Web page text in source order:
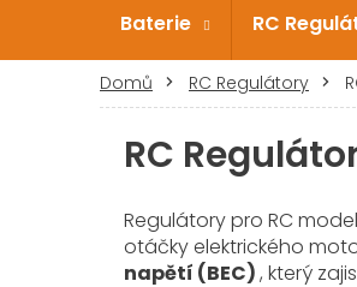
Baterie RC
Domů RC Regulátory
RC
Regulátory pro RC
otáčky elektrického
napětí (BEC), který